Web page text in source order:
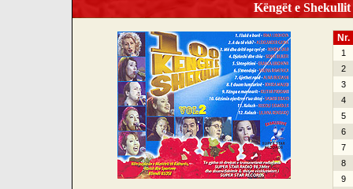
Këngët e
Nr.
1
2
3
4
5
6
7
8
9